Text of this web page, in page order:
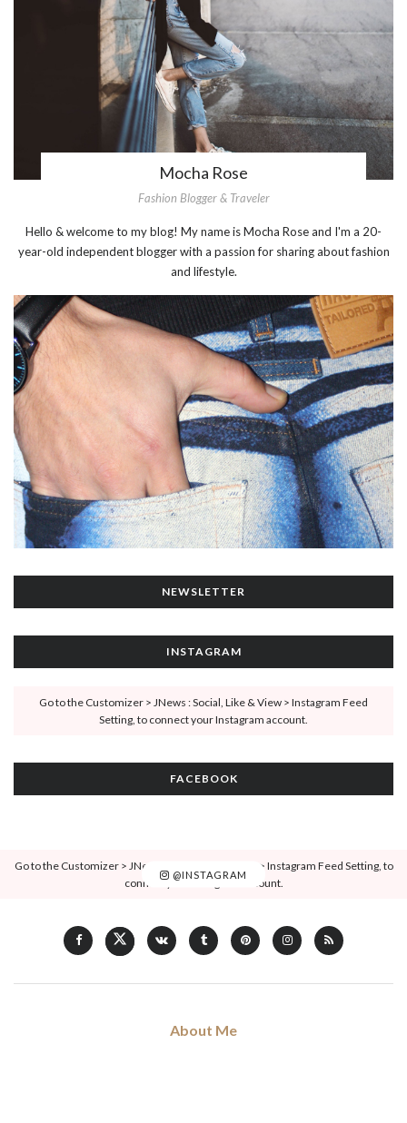
Mocha Rose
Fashion Blogger & Traveler
Hello & welcome to my blog! My name is Mocha Rose and I'm a 20-
year-old independent blogger with a passion for sharing about fashion
and lifestyle.
NEWSLETTER
INSTAGRAM
Go to the Customizer > JNews : Social, Like & View > Instagram Feed
Setting, to connect your Instagram account.
FACEBOOK
@INSTAGRAM
Go to the Customizer > JNews : Social, Like & View > Instagram Feed Setting, to
connect your Instagram account.
About Me